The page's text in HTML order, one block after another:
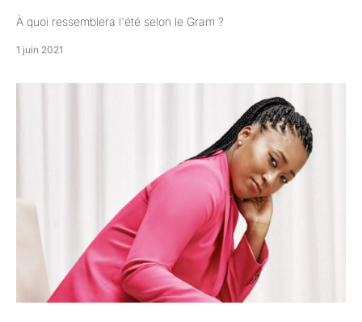
À quoi ressemblera l'été selon le Gram ?
1 juin 2021